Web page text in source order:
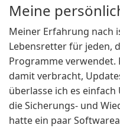
Meine
Meiner Erfahrung nach
Lebensretter für jeden,
Programme verwendet.
damit verbracht,
überlasse ich es einfach
die Sicherungs- und
hatte ein paar